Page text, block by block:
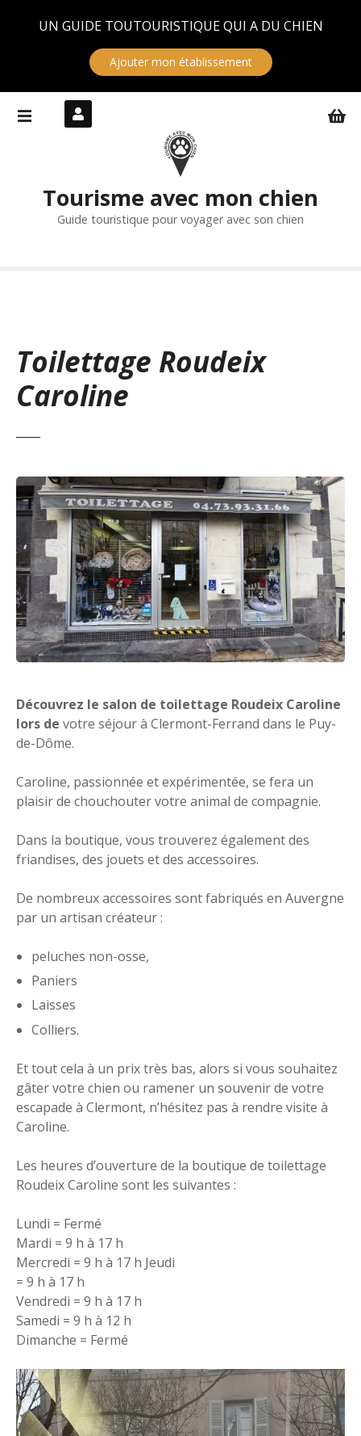
UN GUIDE TOUTOURISTIQUE QUI A DU CHIEN
Ajouter mon établissement
Tourisme avec mon chien
Guide touristique pour voyager avec son chien
Toilettage Roudeix
Caroline
Découvrez le salon de toilettage Roudeix Caroline
lors de votre séjour à Clermont-Ferrand dans le Puy-
de-Dôme.
Caroline, passionnée et expérimentée, se fera un
plaisir de chouchouter votre animal de compagnie.
Dans la boutique, vous trouverez également des
friandises, des jouets et des accessoires.
De nombreux accessoires sont fabriqués en Auvergne
par un artisan créateur :
peluches non-osse,
Paniers
Laisses
Colliers.
Et tout cela à un prix très bas, alors si vous souhaitez
gâter votre chien ou ramener un souvenir de votre
escapade à Clermont, n’hésitez pas à rendre visite à
Caroline.
Les heures d’ouverture de la boutique de toilettage
Roudeix Caroline sont les suivantes :
Lundi = Fermé
Mardi = 9 h à 17 h
Mercredi = 9 h à 17 h Jeudi
= 9 h à 17 h
Vendredi = 9 h à 17 h
Samedi = 9 h à 12 h
Dimanche = Fermé